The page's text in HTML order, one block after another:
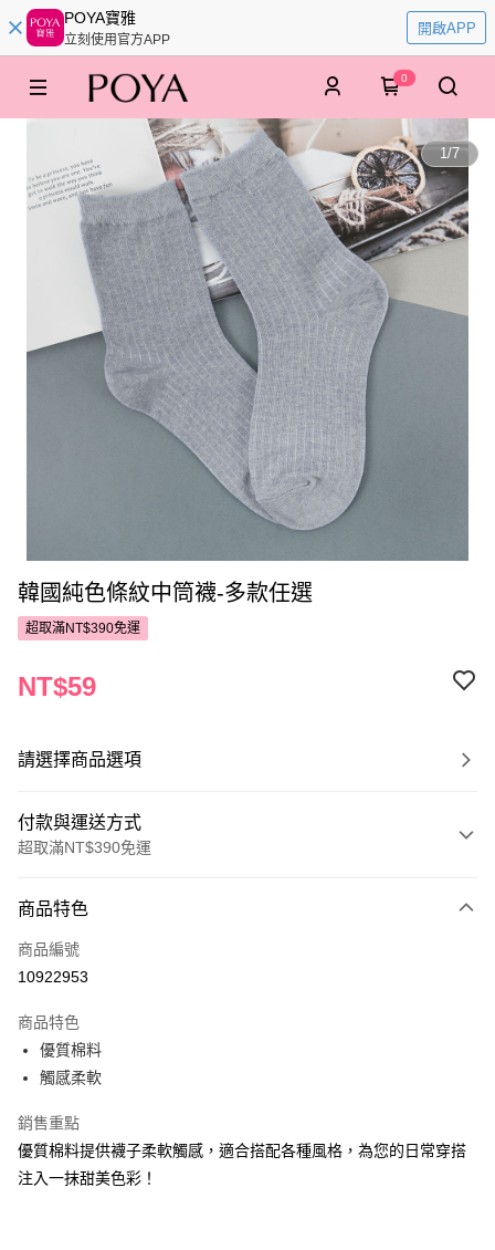
POYA寶雅
立刻使用官方APP
開啟APP
0
1/7
韓國純色條紋中筒襪-多款任選
超取滿NT$390免運
NT$59
請選擇商品選項
付款與運送方式
超取滿NT$390免運
POYA支付
信用卡一次付款
LINE Pay
Apple Pay
街口支付
悠遊付
商品特色
商品編號
10922953
商品特色
優質棉料
觸感柔軟
銷售重點
優質棉料提供襪子柔軟觸感，適合搭配各種風格，為您的日常穿搭
注入一抹甜美色彩！